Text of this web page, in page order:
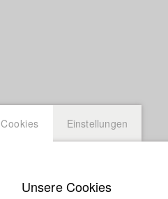
Cookies Einstellungen
Unsere Cookies